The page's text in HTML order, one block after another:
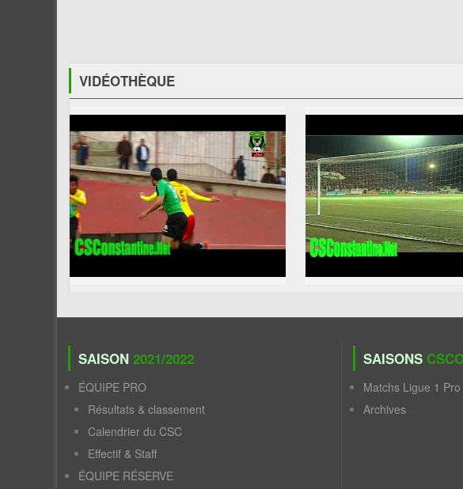
VIDÉOTHÈQUE
SAISON 2021/2022
ÉQUIPE PRO
Résultats & classement
Calendrier du CSC
Effectif & Staff
ÉQUIPE RÉSERVE
SAISONS
Matchs Ligue 1 Pro
Archives